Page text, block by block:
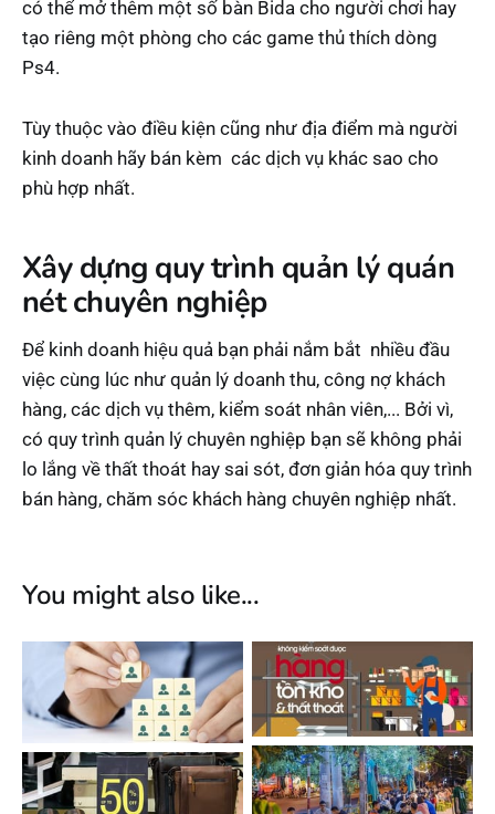
có thể mở thêm một số bàn Bida cho người chơi hay
tạo riêng một phòng cho các game thủ thích dòng
Ps4.
Tùy thuộc vào điều kiện cũng như địa điểm mà người
kinh doanh hãy bán kèm các dịch vụ khác sao cho
phù hợp nhất.
Xây dựng quy trình quản lý quán
nét chuyên nghiệp
Để kinh doanh hiệu quả bạn phải nắm bắt nhiều đầu
việc cùng lúc như quản lý doanh thu, công nợ khách
hàng, các dịch vụ thêm, kiểm soát nhân viên,... Bởi vì,
có quy trình quản lý chuyên nghiệp bạn sẽ không phải
lo lắng về thất thoát hay sai sót, đơn giản hóa quy trình
bán hàng, chăm sóc khách hàng chuyên nghiệp nhất.
You might also like...